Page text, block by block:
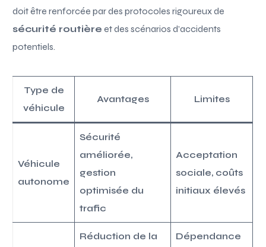
doit être renforcée par des protocoles rigoureux de
sécurité routière et des scénarios d’accidents
potentiels.
Type de
véhicule
Avantages Limites
Véhicule
autonome
Sécurité
améliorée,
gestion
optimisée du
trafic
Acceptation
sociale, coûts
initiaux élevés
Réduction de la
Dépendance